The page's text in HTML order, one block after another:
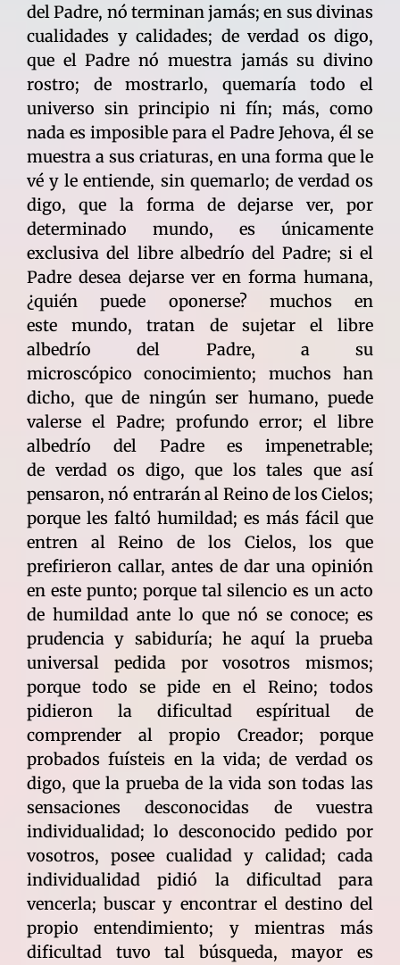
del Padre, nó terminan jamás; en sus divinas
cualidades y calidades; de verdad os digo,
que el Padre nó muestra jamás su divino
rostro; de mostrarlo, quemaría todo el
universo sin principio ni fín; más, como
nada es imposible para el Padre Jehova, él se
muestra a sus criaturas, en una forma que le
vé y le entiende, sin quemarlo; de verdad os
digo, que la forma de dejarse ver, por
determinado mundo, es únicamente
exclusiva del libre albedrío del Padre; si el
Padre desea dejarse ver en forma humana,
¿quién puede oponerse? muchos en
este mundo, tratan de sujetar el libre
albedrío del Padre, a su
microscópico conocimiento; muchos han
dicho, que de ningún ser humano, puede
valerse el Padre; profundo error; el libre
albedrío del Padre es impenetrable;
de verdad os digo, que los tales que así
pensaron, nó entrarán al Reino de los Cielos;
porque les faltó humildad; es más fácil que
entren al Reino de los Cielos, los que
prefirieron callar, antes de dar una opinión
en este punto; porque tal silencio es un acto
de humildad ante lo que nó se conoce; es
prudencia y sabiduría; he aquí la prueba
universal pedida por vosotros mismos;
porque todo se pide en el Reino; todos
pidieron la dificultad espíritual de
comprender al propio Creador; porque
probados fuísteis en la vida; de verdad os
digo, que la prueba de la vida son todas las
sensaciones desconocidas de vuestra
individualidad; lo desconocido pedido por
vosotros, posee cualidad y calidad; cada
individualidad pidió la dificultad para
vencerla; buscar y encontrar el destino del
propio entendimiento; y mientras más
dificultad tuvo tal búsqueda, mayor es